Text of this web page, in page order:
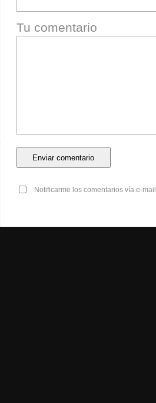
Tu comentario
Notificarme los comentarios vía e-mail